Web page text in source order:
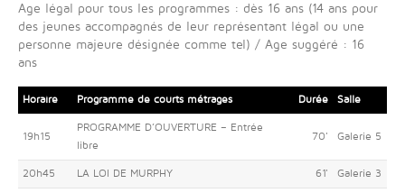
Age légal pour tous les programmes : dès 16 ans (14 ans pour
des jeunes accompagnés de leur représentant légal ou une
personne majeure désignée comme tel) / Age suggéré : 16
ans
Horaire Programme de courts métrages Durée Salle
19h15
PROGRAMME D’OUVERTURE – Entrée
libre
70' Galerie 5
20h45 LA LOI DE MURPHY 61' Galerie 3